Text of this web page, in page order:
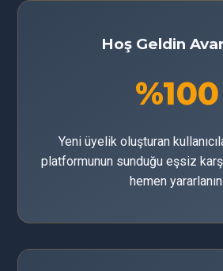
Hoş Geldin
%100
Yeni üyelik oluşturan
platformunun sunduğu eşsiz
hemen yararlanın.